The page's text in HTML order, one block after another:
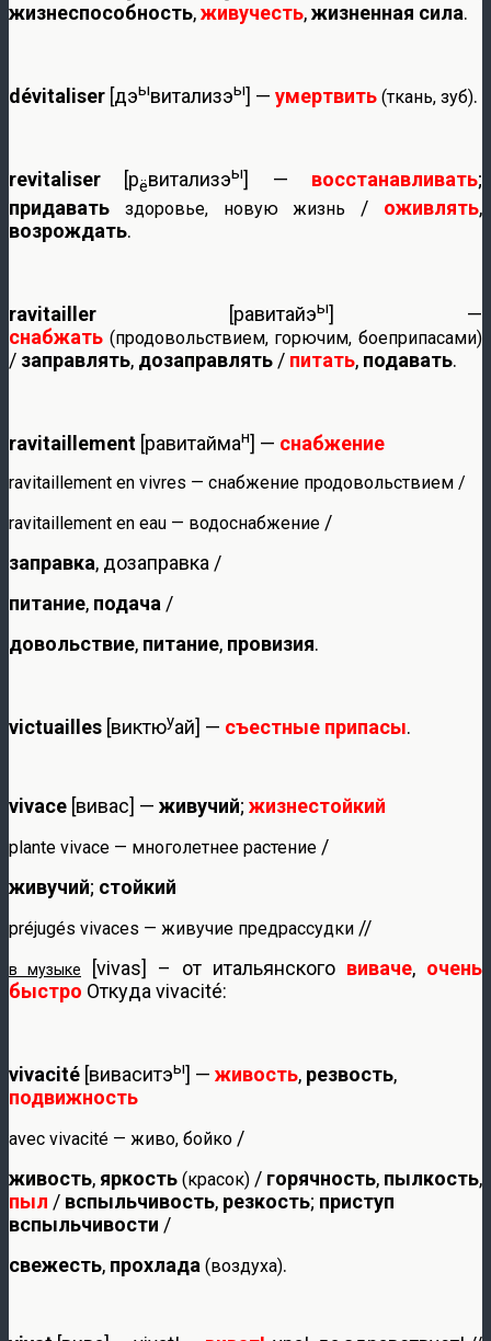
жизнеспособность,живучесть,жизненная сила.
dévitaliser [дэывитализэы] — умертвить (ткань, зуб).
revitaliser [рёвитализэы] — восстанавливать;
придавать здоровье, новую жизнь / оживлять,
возрождать.
ravitailler [равитайэы] —
снабжать (продовольствием, горючим, боеприпасами)
/ заправлять, дозаправлять / питать, подавать.
ravitaillement [равитайман] — снабжение
ravitaillement en vivres — снабжение продовольствием /
ravitaillement en eau — водоснабжение /
заправка, дозаправка /
питание, подача /
довольствие, питание, провизия.
victuailles [виктюуай] — съестные припасы.
vivace [вивас] — живучий; жизнестойкий
plante vivace — многолетнее растение /
живучий; стойкий
préjugés vivaces — живучие предрассудки //
в музыке [vivas] – от итальянского виваче, очень
быстро Откуда vivacité:
vivacité [виваситэы] — живость, резвость,
подвижность
avec vivacité — живо, бойко /
живость, яркость (красок) / горячность, пылкость,
пыл / вспыльчивость, резкость; приступ
вспыльчивости /
свежесть, прохлада (воздуха).